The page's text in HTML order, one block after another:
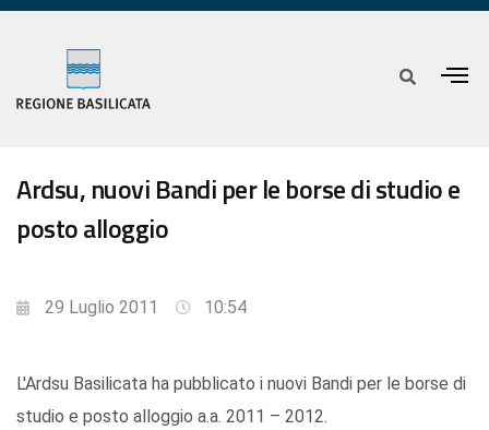
Ardsu, nuovi Bandi per le borse di studio e
posto alloggio
29 Luglio 2011 10:54
L'Ardsu Basilicata ha pubblicato i nuovi Bandi per le borse di
studio e posto alloggio a.a. 2011 – 2012.